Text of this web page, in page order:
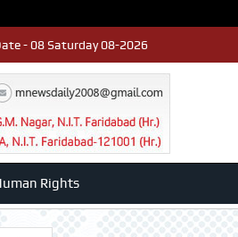
- 08 Saturday 08-2026
Rights